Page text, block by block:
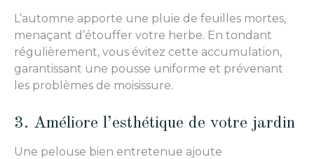
L’automne apporte une pluie de feuilles mortes,
menaçant d’étouffer votre herbe. En tondant
régulièrement, vous évitez cette accumulation,
garantissant une pousse uniforme et prévenant
les problèmes de moisissure.
3. Améliore l’esthétique de votre jardin
Une pelouse bien entretenue ajoute